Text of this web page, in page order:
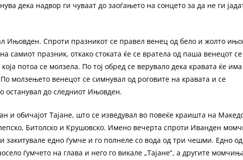
дека надвор ги чуваат до заоѓањето на сонцето за да не ги
Ињовден. Спроти празникот се правел венец од бело и жолто
самиот празник, откако стоката ќе се вратела од паша венецот се
потоа се молзела. По тој обред се верувало дека кравата ќе има
молзењето венецот се симнувал од роговите на кравата и се
останувал до следниот Ињовден.
и обичајот Тајане, што се изведувал во повеќе краишта на
Битолско и Крушовско. Имено вечерта спроти Иванден
закитувале едно ѓумче и го полнеле со вода од три чешми. Едно
ѓумчето на глава и него го викале „Тајане“, а другите